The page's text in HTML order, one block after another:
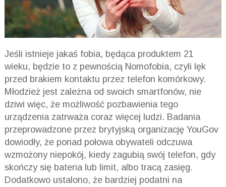
Jeśli istnieje jakaś fobia, będąca produktem 21
wieku, będzie to z pewnością Nomofobia, czyli lęk
przed brakiem kontaktu przez telefon komórkowy.
Młodzież jest zależna od swoich smartfonów, nie
dziwi więc, że możliwość pozbawienia tego
urządzenia zatrważa coraz więcej ludzi. Badania
przeprowadzone przez brytyjską organizację YouGov
dowiodły, że ponad połowa obywateli odczuwa
wzmożony niepokój, kiedy zagubią swój telefon, gdy
skończy się bateria lub limit, albo tracą zasięg.
Dodatkowo ustalono, że bardziej podatni na